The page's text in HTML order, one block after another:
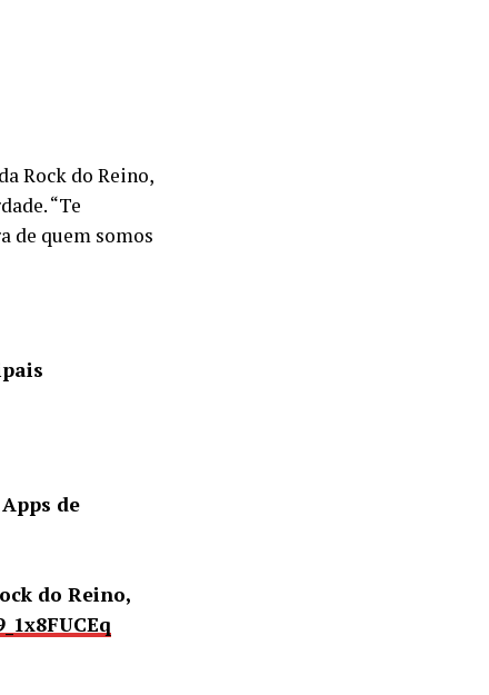
Rock do Reino,
“Te
de quem somos
de
do Reino,